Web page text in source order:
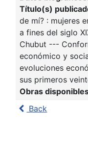
Título(s)
de mí? : mujeres
a fines del siglo
Chubut ---
económico y
evoluciones
sus primeros
Obras
Back